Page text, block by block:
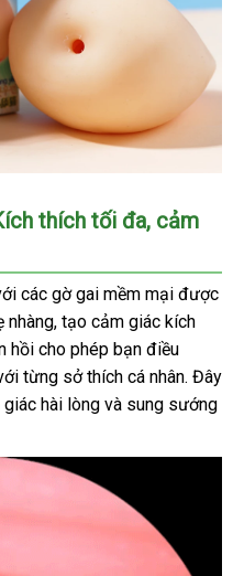
thích tối đa, cảm
các gờ gai mềm mại được
tạo cảm giác kích
hồi cho phép bạn điều
từng sở thích cá nhân. Đây
hài lòng và sung sướng